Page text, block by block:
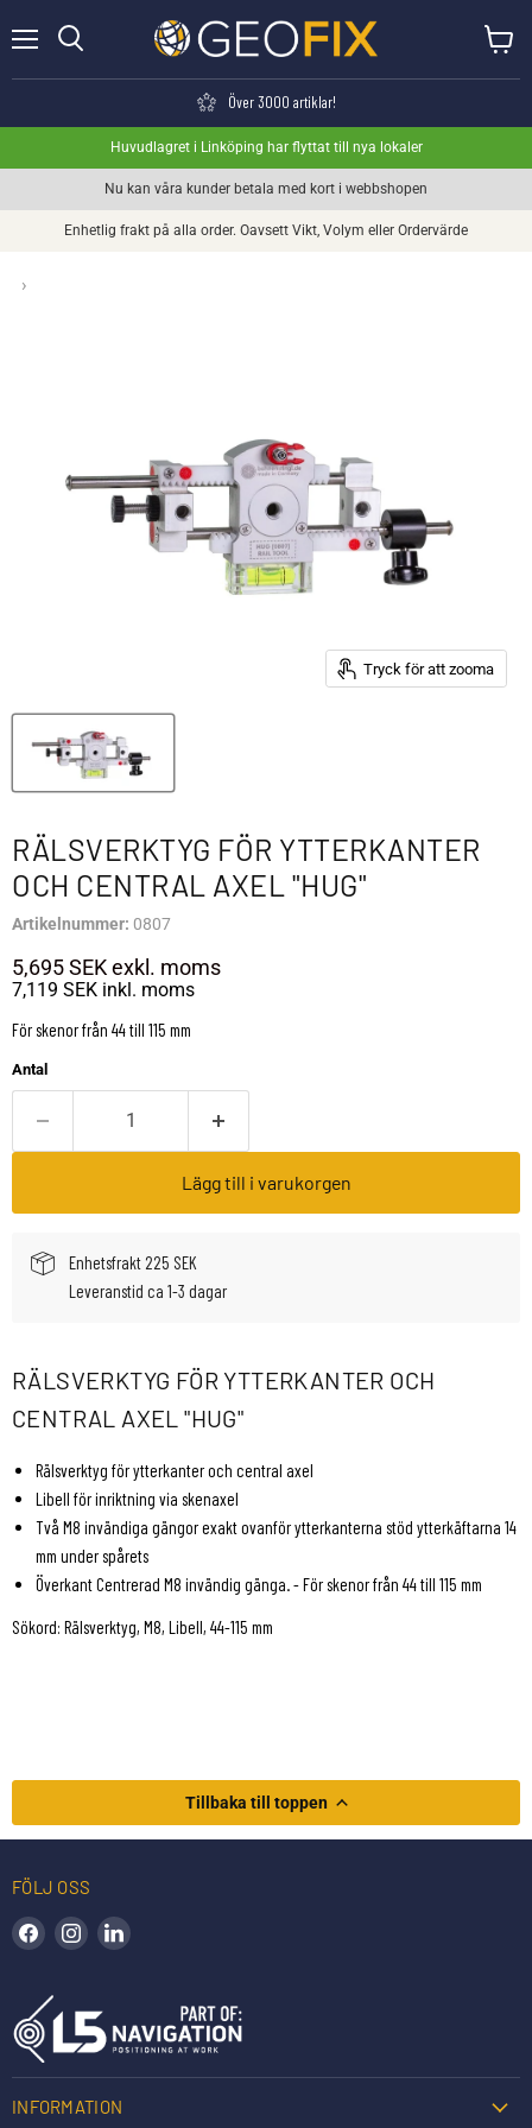
Över 3000 artiklar!
Huvudlagret i Linköping har flyttat till nya lokaler
Nu kan våra kunder betala med kort i webbshopen
Enhetlig frakt på alla order. Oavsett Vikt, Volym eller Ordervärde
›
Tryck för att zooma
RÄLSVERKTYG FÖR YTTERKANTER
OCH CENTRAL AXEL "HUG"
Artikelnummer: 0807
5,695 SEKexkl. moms
7,119 SEK inkl. moms
För skenor från 44 till 115 mm
Antal
Lägg till i varukorgen
Enhetsfrakt 225 SEK
Leveranstid ca 1-3 dagar
RÄLSVERKTYG FÖR YTTERKANTER OCH
CENTRAL AXEL "HUG"
Rälsverktyg för ytterkanter och central axel
Libell för inriktning via skenaxel
Två M8 invändiga gängor exakt ovanför ytterkanterna stöd ytterkäftarna 14
mm under spårets
Överkant Centrerad M8 invändig gänga. - För skenor från 44 till 115 mm
Sökord: Rälsverktyg, M8, Libell, 44-115 mm
Tillbaka till toppen
FÖLJ OSS
Hitta oss på Facebook
Hitta oss på Instagram
INFORMATION